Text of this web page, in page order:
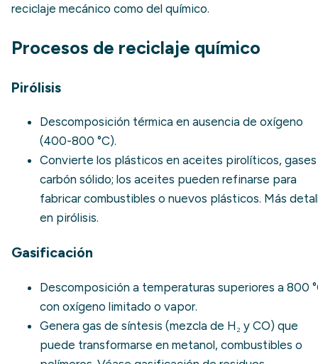
reciclaje mecánico como del químico.
Procesos de reciclaje químico
Pirólisis
Descomposición térmica en ausencia de oxígeno
(400-800 °C).
Convierte los plásticos en aceites pirolíticos,
carbón sólido; los aceites pueden refinarse para
fabricar combustibles o nuevos plásticos. Más
en pirólisis.
Gasificación
Descomposición a temperaturas superiores a 800
con oxígeno limitado o vapor.
Genera gas de síntesis (mezcla de H₂ y CO) que
puede transformarse en metanol, combustibles o